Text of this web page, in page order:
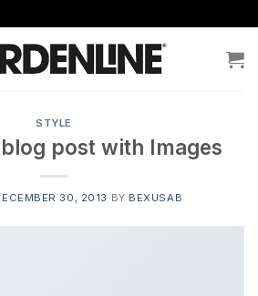
STYLE
post with Images
30, 2013 BY BEXUSAB